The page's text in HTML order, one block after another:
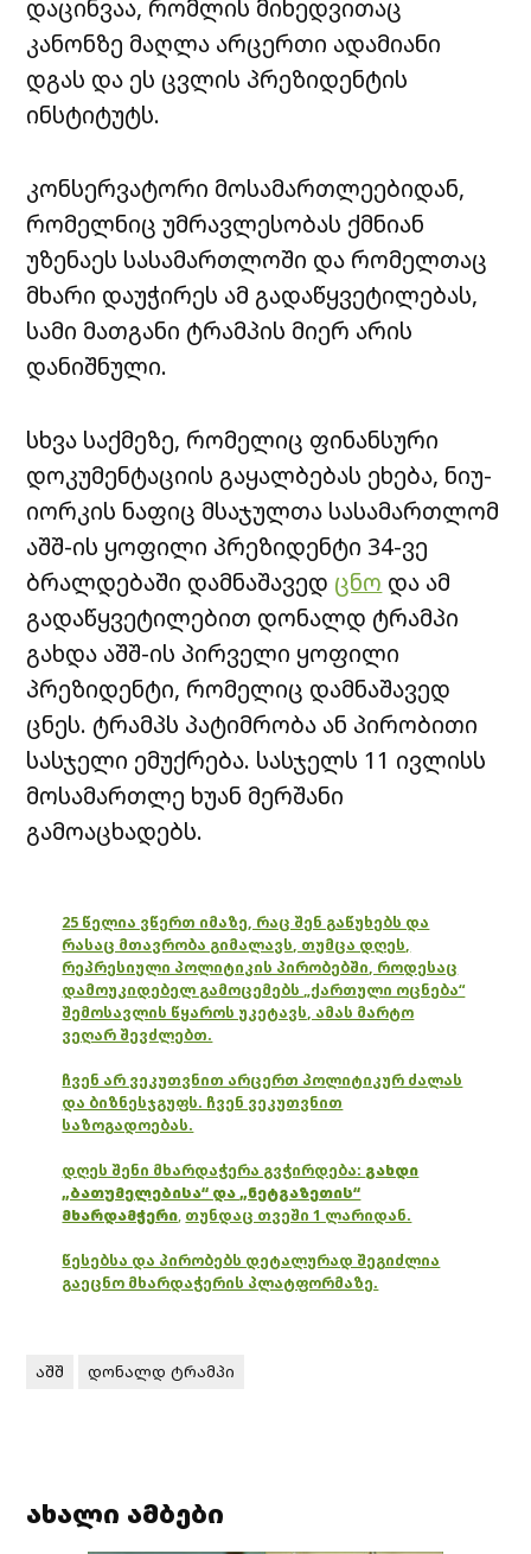
დაცინვაა, რომლის მიხედვითაც
კანონზე მაღლა არცერთი ადამიანი
დგას და ეს ცვლის პრეზიდენტის
ინსტიტუტს.
კონსერვატორი მოსამართლეებიდან,
რომელნიც უმრავლესობას ქმნიან
უზენაეს სასამართლოში და რომელთაც
მხარი დაუჭირეს ამ გადაწყვეტილებას,
სამი მათგანი ტრამპის მიერ არის
დანიშნული.
სხვა საქმეზე, რომელიც ფინანსური
დოკუმენტაციის გაყალბებას ეხება, ნიუ-
იორკის ნაფიც მსაჯულთა სასამართლომ
აშშ-ის ყოფილი პრეზიდენტი 34-ვე
ბრალდებაში დამნაშავედ ცნო და ამ
გადაწყვეტილებით დონალდ ტრამპი
გახდა აშშ-ის პირველი ყოფილი
პრეზიდენტი, რომელიც დამნაშავედ
ცნეს. ტრამპს პატიმრობა ან პირობითი
სასჯელი ემუქრება. სასჯელს 11 ივლისს
მოსამართლე ხუან მერშანი
გამოაცხადებს.
25 წელია ვწერთ იმაზე, რაც შენ გაწუხებს და
რასაც მთავრობა გიმალავს, თუმცა დღეს,
რეპრესიული პოლიტიკის პირობებში, როდესაც
დამოუკიდებელ გამოცემებს „ქართული ოცნება“
შემოსავლის წყაროს უკეტავს, ამას მარტო
ვეღარ შევძლებთ.
ჩვენ არ ვეკუთვნით არცერთ პოლიტიკურ ძალას
და ბიზნესჯგუფს. ჩვენ ვეკუთვნით
საზოგადოებას.
დღეს შენი მხარდაჭერა გვჭირდება: გახდი
„ბათუმელებისა“ და „ნეტგაზეთის“
მხარდამჭერი, თუნდაც თვეში 1 ლარიდან.
წესებსა და პირობებს დეტალურად შეგიძლია
გაეცნო მხარდაჭერის პლატფორმაზე.
აშშ დონალდ ტრამპი
ახალი ამბები